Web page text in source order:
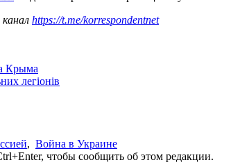
https://t.me/korrespondentnet
Крыма
легіонів
, Война в Украине
чтобы сообщить об этом редакции.